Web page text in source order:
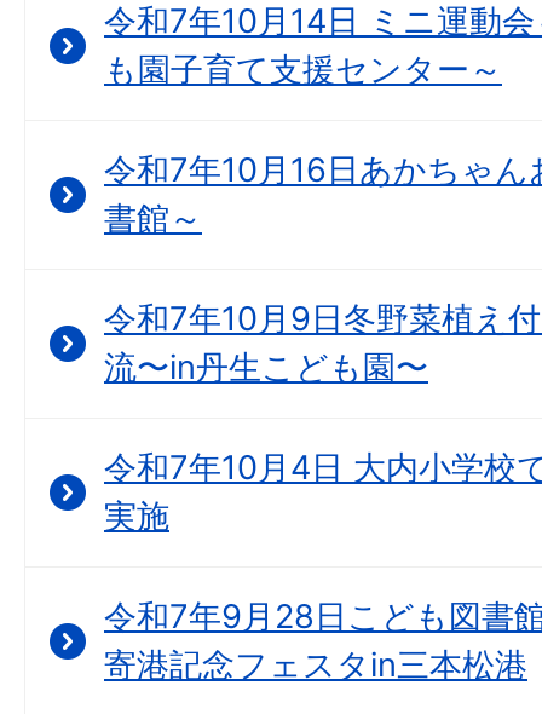
令和7年10月14日 ミニ運動
も園子育て支援センター～
令和7年10月16日あかちゃ
書館～
令和7年10月9日冬野菜植え
流〜in丹生こども園〜
令和7年10月4日 大内小学校
実施
令和7年9月28日こども図書
寄港記念フェスタin三本松港